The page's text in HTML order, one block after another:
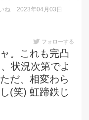
ね
2023年04月03日
フォローする
。これも完凸
状況次第でよ
だ、相変わら
(笑) 虹蹄鉄じ